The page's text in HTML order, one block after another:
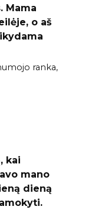
Mama
o aš
ranka,
kai
mano
dieną